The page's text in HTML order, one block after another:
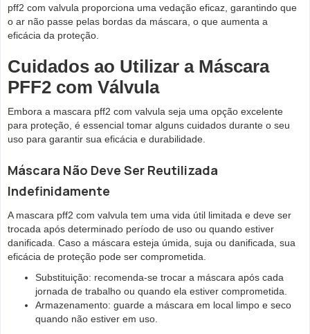
pff2 com valvula proporciona uma vedação eficaz, garantindo que
o ar não passe pelas bordas da máscara, o que aumenta a
eficácia da proteção.
Cuidados ao Utilizar a Máscara
PFF2 com Válvula
Embora a mascara pff2 com valvula seja uma opção excelente
para proteção, é essencial tomar alguns cuidados durante o seu
uso para garantir sua eficácia e durabilidade.
Máscara Não Deve Ser Reutilizada
Indefinidamente
A mascara pff2 com valvula tem uma vida útil limitada e deve ser
trocada após determinado período de uso ou quando estiver
danificada. Caso a máscara esteja úmida, suja ou danificada, sua
eficácia de proteção pode ser comprometida.
Substituição: recomenda-se trocar a máscara após cada
jornada de trabalho ou quando ela estiver comprometida.
Armazenamento: guarde a máscara em local limpo e seco
quando não estiver em uso.